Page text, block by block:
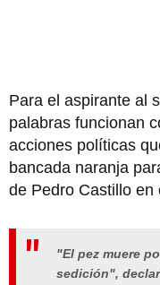
Para el aspirante al
palabras funcionan
acciones políticas
bancada naranja
de Pedro Castillo en
"El pez muere
sedición",